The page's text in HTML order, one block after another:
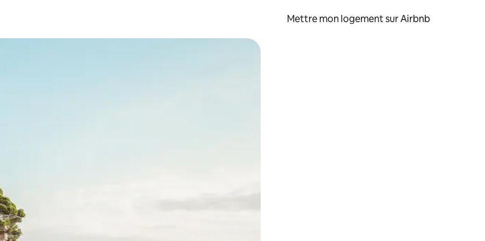
Mettre mon logement sur Airbnb
vers le bas pour les parcourir ou en appuyant et en faisant glisser.